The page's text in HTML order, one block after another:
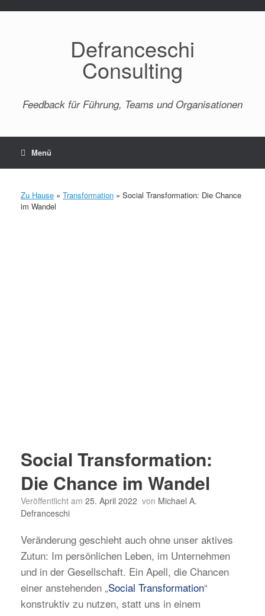
Defranceschi
Consulting
Feedback für Führung, Teams und Organisationen
Menü
Zu Hause » Transformation » Social Transformation: Die Chance
im Wandel
Social Transformation:
Die Chance im Wandel
Veröffentlicht am 25. April 2022 von Michael A.
Defranceschi
Veränderung geschieht auch ohne unser aktives
Zutun: Im persönlichen Leben, im Unternehmen
und in der Gesellschaft. Ein Apell, die Chancen
einer anstehenden „Social Transformation“
konstruktiv zu nutzen, statt uns in einem